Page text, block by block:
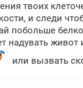
твоих
и следи
побольше
надувать живот
или вызвать